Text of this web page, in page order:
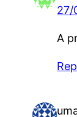
27/
A